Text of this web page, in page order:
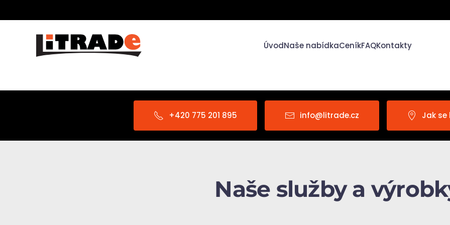
ÚvodNaše nabídkaCeníkFAQKontakty
+420 775 201 895 info@litrade.cz Jak
Naše služby a